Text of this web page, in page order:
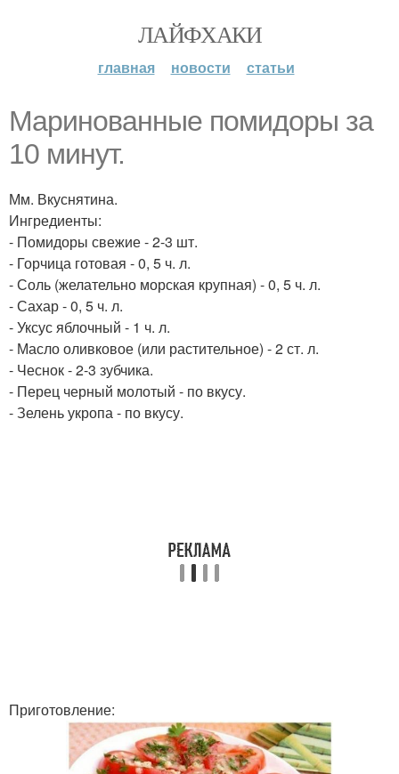
ЛАЙФХАКИ
главная новости статьи
Маринованные помидоры за
10 минут.
Мм. Вкуснятина.
Ингредиенты:
- Помидоры свежие - 2-3 шт.
- Горчица готовая - 0, 5 ч. л.
- Соль (желательно морская крупная) - 0, 5 ч. л.
- Сахар - 0, 5 ч. л.
- Уксус яблочный - 1 ч. л.
- Масло оливковое (или растительное) - 2 ст. л.
- Чеснок - 2-3 зубчика.
- Перец черный молотый - по вкусу.
- Зелень укропа - по вкусу.
Приготовление: